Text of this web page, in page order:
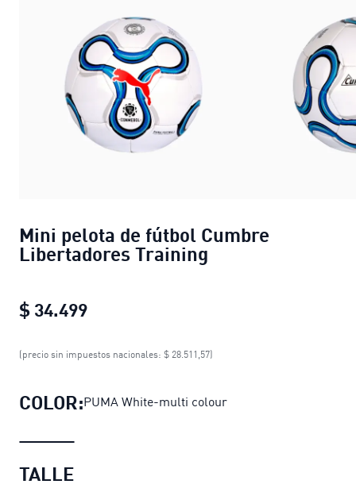
Mini pelota de fútbol Cumbre
Libertadores Training
$ 34.499
Mini pelota de fútbol Cumbre
(precio sin impuestos nacionales: $ 28.511,57)
COLOR:PUMA White-multi colour
TALLE